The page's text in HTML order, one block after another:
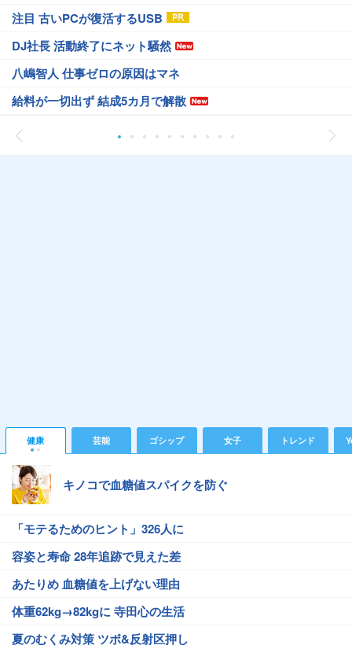
注目 古いPCが復活するUSB
DJ社長 活動終了にネット騒然
八嶋智人 仕事ゼロの原因はマネ
給料が一切出ず 結成5カ月で解散
健康 芸能 ゴシップ 女子 トレンド
キノコで血糖値スパイクを防ぐ
「モテるためのヒント」326人に
容姿と寿命 28年追跡で見えた差
あたりめ 血糖値を上げない理由
体重62kg→82kgに 寺田心の生活
夏のむくみ対策 ツボ&反射区押し